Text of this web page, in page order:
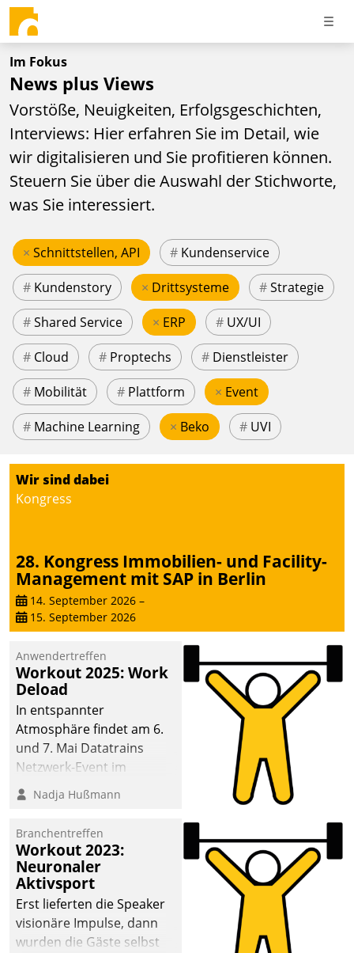
Im Fokus
News plus Views
Vorstöße, Neuigkeiten, Erfolgsgeschichten,
Interviews: Hier erfahren Sie im Detail, wie
wir digitalisieren und Sie profitieren können.
Steuern Sie über die Auswahl der Stichworte,
was Sie interessiert.
× Schnittstellen, API # Kundenservice
# Kundenstory × Drittsysteme #Strategie
#Shared Service × ERP # UX/UI
# Cloud # Proptechs # Dienstleister
# Mobilität # Plattform × Event
# Machine Learning × Beko # UVI
Wir sind dabei
Kongress
28. Kongress Immobilien- und Facility-
Management mit SAP in Berlin
14. September 2026 –
15. September 2026
Anwendertreffen
Workout 2025: Work
Deload
In entspannter
Atmosphäre findet am 6.
und 7. Mai Datatrains
Netzwerk-Event im
Kunden- und Partnerkreis
statt. Zentrale Frage: Wie
Mammutprojekte
meistern und Workloads
wuppen – bei zunehmend
anspruchsvollen
Aufgaben und
abnehmendem
Nadja Hußmann
Branchentreffen
Workout 2023:
Neuronaler
Aktivsport
Erst lieferten die Speaker
visionäre Impulse, dann
wurden die Gäste selbst